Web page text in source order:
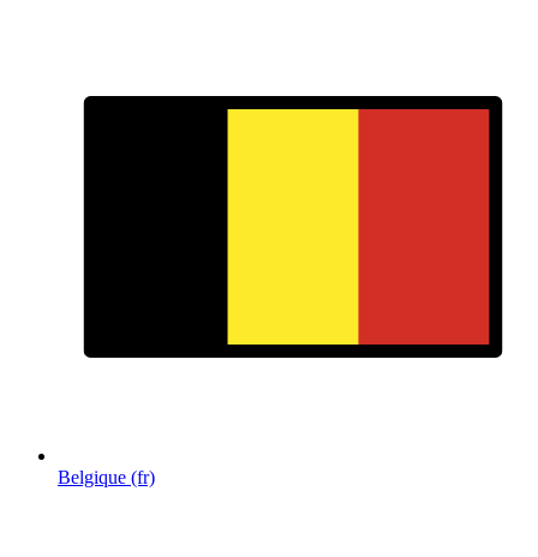
Belgique (fr)